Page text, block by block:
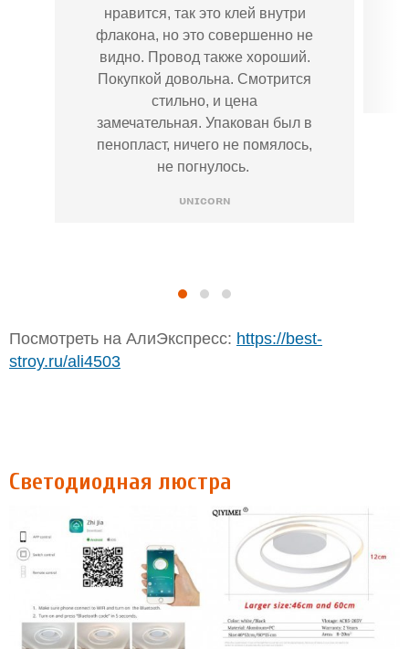
нравится, так это клей внутри
флакона, но это совершенно не
видно. Провод также хороший.
Покупкой довольна. Смотрится
стильно, и цена
замечательная. Упакован был в
пенопласт, ничего не помялось,
не погнулось.
ᴜɴɪᴄᴏʀɴ
Посмотреть на АлиЭкспресс: https://best-
stroy.ru/ali4503
Светодиодная люстра